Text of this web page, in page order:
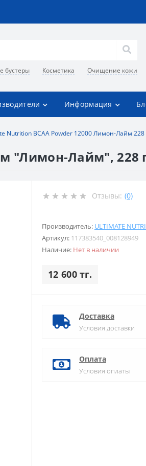
бустеры Косметика Очищение кожи
Информация
Nutrition BCAA Powder 12000 Лимон-Лайм 228
"Лимон-Лайм", 228
Отзывы: (0)
Производитель: ULTIMATE
Артикул: 117383540_008128949
Наличие: Нет в наличии
12 600 тг.
Доставка
Условия доставки
Оплата
Условия оплаты